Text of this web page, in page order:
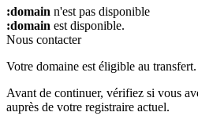
:domain n'est pas disponible
:domain est disponible.
Nous contacter
Votre domaine est éligible au transfert.
Avant de continuer, vérifiez si vous
auprès de votre registraire actuel.